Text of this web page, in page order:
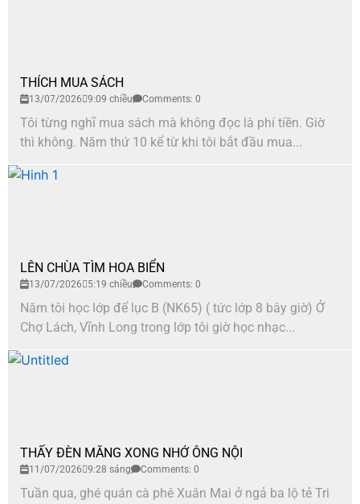
THÍCH MUA SÁCH
13/07/2026 9:09 chiều Comments: 0
Tôi từng nghĩ mua sách mà không đọc là phí tiền. Giờ
thì không. Năm thứ 10 kể từ khi tôi bắt đầu mua...
LÊN CHÙA TÌM HOA BIỂN
13/07/2026 5:19 chiều Comments: 0
Năm tôi học lớp để lục B (NK65) ( tức lớp 8 bây giờ) Ở
Chợ Lách, Vĩnh Long trong lớp tôi giờ học nhạc...
THẤY ĐÈN MĂNG XONG NHỚ ÔNG NỘI
11/07/2026 9:28 sáng Comments: 0
Tuần qua, ghé quán cà phê Xuân Mai ở ngả ba lộ tẻ Tri